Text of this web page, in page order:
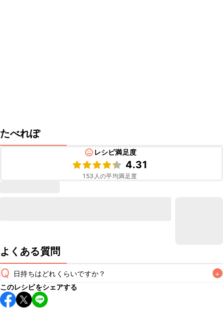
たべれぽ
レシピ満足度
4.31
153 人の平均満足度
よくある質問
Q 日持ちはどれくらいですか？ +
保存期間は冷蔵で翌日中が目安です。なるべくお早めにお召
し上がりください。
このレシピをシェアする